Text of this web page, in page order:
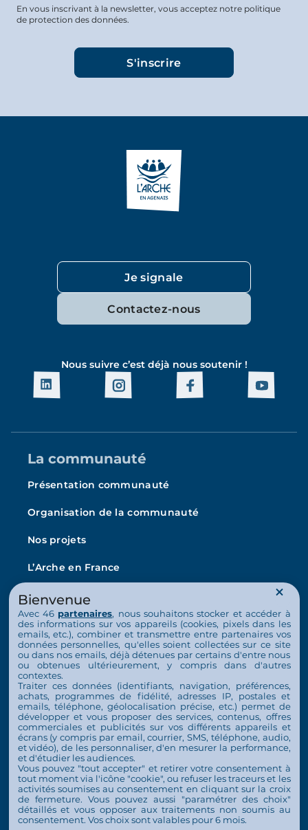
En vous inscrivant à la newsletter, vous acceptez notre politique
de protection des données.
Je signale
Contactez-nous
Nous suivre c’est déjà nous soutenir !
La communauté
Présentation communauté
Organisation de la communauté
Nos projets
L’Arche en France
La vie au quotidien
Nos activités
Actualités
Nous soutenir
S’engager
Nous soutenir
Contact
Espace Presse
Bienvenue
Avec 46 partenaires, nous souhaitons stocker et accéder à
des informations sur vos appareils (cookies, pixels dans les
emails, etc.), combiner et transmettre entre partenaires vos
données personnelles, qu'elles soient collectées sur ce site
ou dans nos emails, déjà détenues par certains d'entre nous
ou obtenues ultérieurement, y compris dans d'autres
contextes.
Traiter ces données (identifiants, navigation, préférences,
achats, programmes de fidélité, adresses IP, postales et
emails, téléphone, géolocalisation précise, etc.) permet de
développer et vous proposer des services, contenus, offres
commerciales et publicités sur vos différents appareils et
écrans (y compris par email, courrier, SMS, téléphone, audio,
et vidéo), de les personnaliser, d'en mesurer la performance,
et d'étudier les audiences.
Vous pouvez "tout accepter" et retirer votre consentement à
tout moment via l'icône "cookie", ou refuser les traceurs et les
activités soumises au consentement en cliquant sur la croix
de fermeture. Vous pouvez aussi "paramétrer des choix"
détaillés et vous opposer aux traitements non soumis au
consentement. Vos choix sont valables pour 6 mois.